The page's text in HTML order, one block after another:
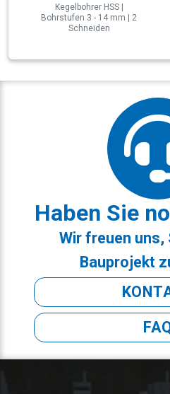
Kegelbohrer HSS |
Bohrstufen 3 - 14 mm | 2
Schneiden
Haben Sie
Wir freuen uns,
Bauprojekt